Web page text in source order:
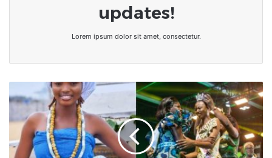
updates!
Lorem ipsum dolor sit amet, consectetur.
|
Ékpé
Épé
2024.